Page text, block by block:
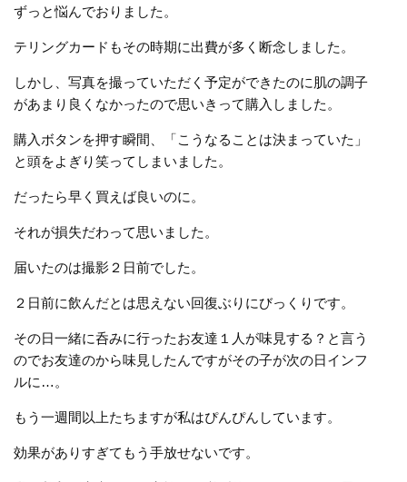
ずっと悩んでおりました。
テリングカードもその時期に出費が多く断念しました。
しかし、写真を撮っていただく予定ができたのに肌の調子
があまり良くなかったので思いきって購入しました。
購入ボタンを押す瞬間、「こうなることは決まっていた」
と頭をよぎり笑ってしまいました。
だったら早く買えば良いのに。
それが損失だわって思いました。
届いたのは撮影２日前でした。
２日前に飲んだとは思えない回復ぶりにびっくりです。
その日一緒に呑みに行ったお友達１人が味見する？と言う
のでお友達のから味見したんですがその子が次の日インフ
ルに…。
もう一週間以上たちますが私はぴんぴんしています。
効果がありすぎてもう手放せないです。